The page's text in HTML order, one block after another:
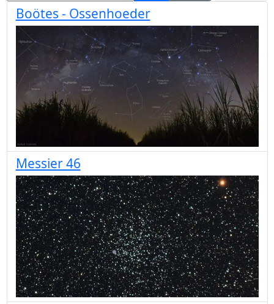
Boötes - Ossenhoeder
Messier 46